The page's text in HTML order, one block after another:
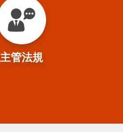
主管法規